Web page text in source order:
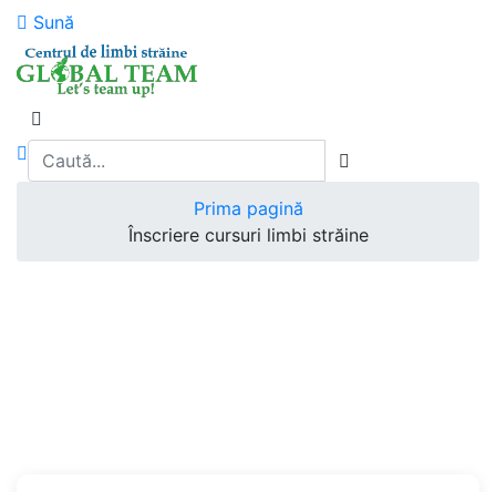
Sună
Prima pagină
Înscriere cursuri limbi străine